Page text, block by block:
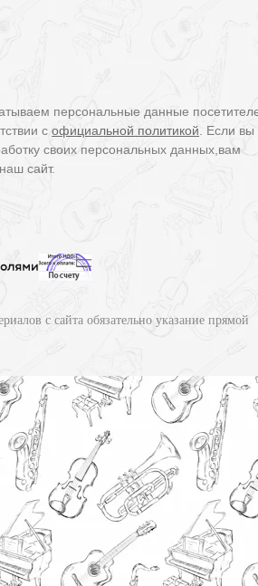
персональные данные
с официальной политикой . Если
своих персональных данных,вам
сайт.
с сайта обязательно указание прямой